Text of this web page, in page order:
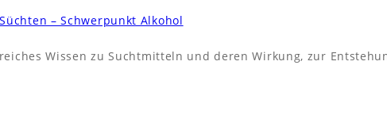
– Schwerpunkt Alkohol
Wissen zu Suchtmitteln und deren Wirkung, zur